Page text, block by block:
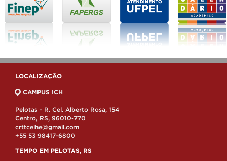
LOCALIZAÇÃO
CAMPUS ICH
Pelotas - R. Cel. Alberto Rosa, 154
Centro, RS, 96010-770
crttceihe@gmail.com
+55 53 98417-6800
TEMPO EM PELOTAS, RS